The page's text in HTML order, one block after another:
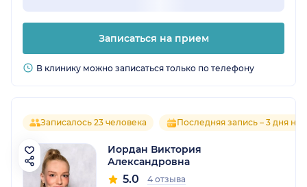
Записаться на прием
В клинику можно записаться только по телефону
Записалось 23 человека Последняя запись – 3 дня
Иордан Виктория
Александровна
5.0 4 отзыва